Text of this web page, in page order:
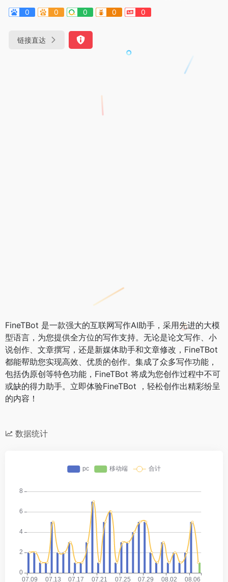
0
0 0 0 0
链接直达
FineTBot 是一款强大的互联网写作AI助手，采用先进的大模
型语言，为您提供全方位的写作支持。无论是论文写作、小
说创作、文章撰写，还是新媒体助手和文章修改，FineTBot
都能帮助您实现高效、优质的创作。集成了众多写作功能，
包括伪原创等特色功能，FineTBot 将成为您创作过程中不可
或缺的得力助手。立即体验FineTBot ，轻松创作出精彩纷呈
的内容！
数据统计